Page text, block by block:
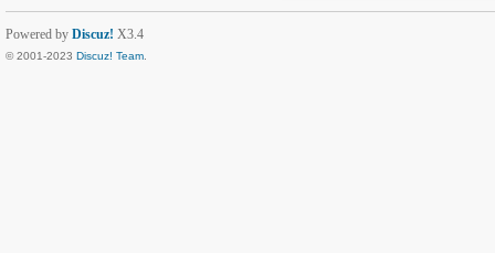
Powered by Discuz! X3.4
© 2001-2023 Discuz! Team